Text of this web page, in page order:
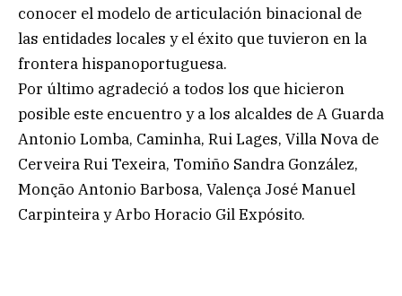
conocer el modelo de articulación binacional de
las entidades locales y el éxito que tuvieron en la
frontera hispanoportuguesa.
Por último agradeció a todos los que hicieron
posible este encuentro y a los alcaldes de A Guarda
Antonio Lomba, Caminha, Rui Lages, Villa Nova de
Cerveira Rui Texeira, Tomiño Sandra González,
Monção Antonio Barbosa, Valença José Manuel
Carpinteira y Arbo Horacio Gil Expósito.